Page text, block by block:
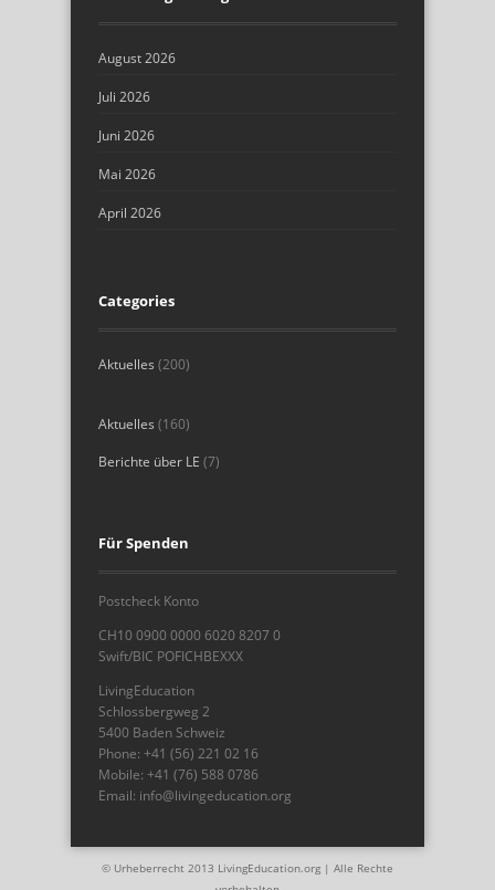
August 2026
Juli 2026
Juni 2026
Mai 2026
April 2026
Categories
Aktuelles (200)
Aktuelles (160)
Berichte über LE (7)
Für Spenden
Postcheck Konto
CH10 0900 0000 6020 8207 0
Swift/BIC POFICHBEXXX
LivingEducation
Schlossbergweg 2
5400 Baden Schweiz
Phone: +41 (56) 221 02 16
Mobile: +41 (76) 588 0786
Email: info@livingeducation.org
© Urheberrecht 2013 LivingEducation.org | Alle Rechte